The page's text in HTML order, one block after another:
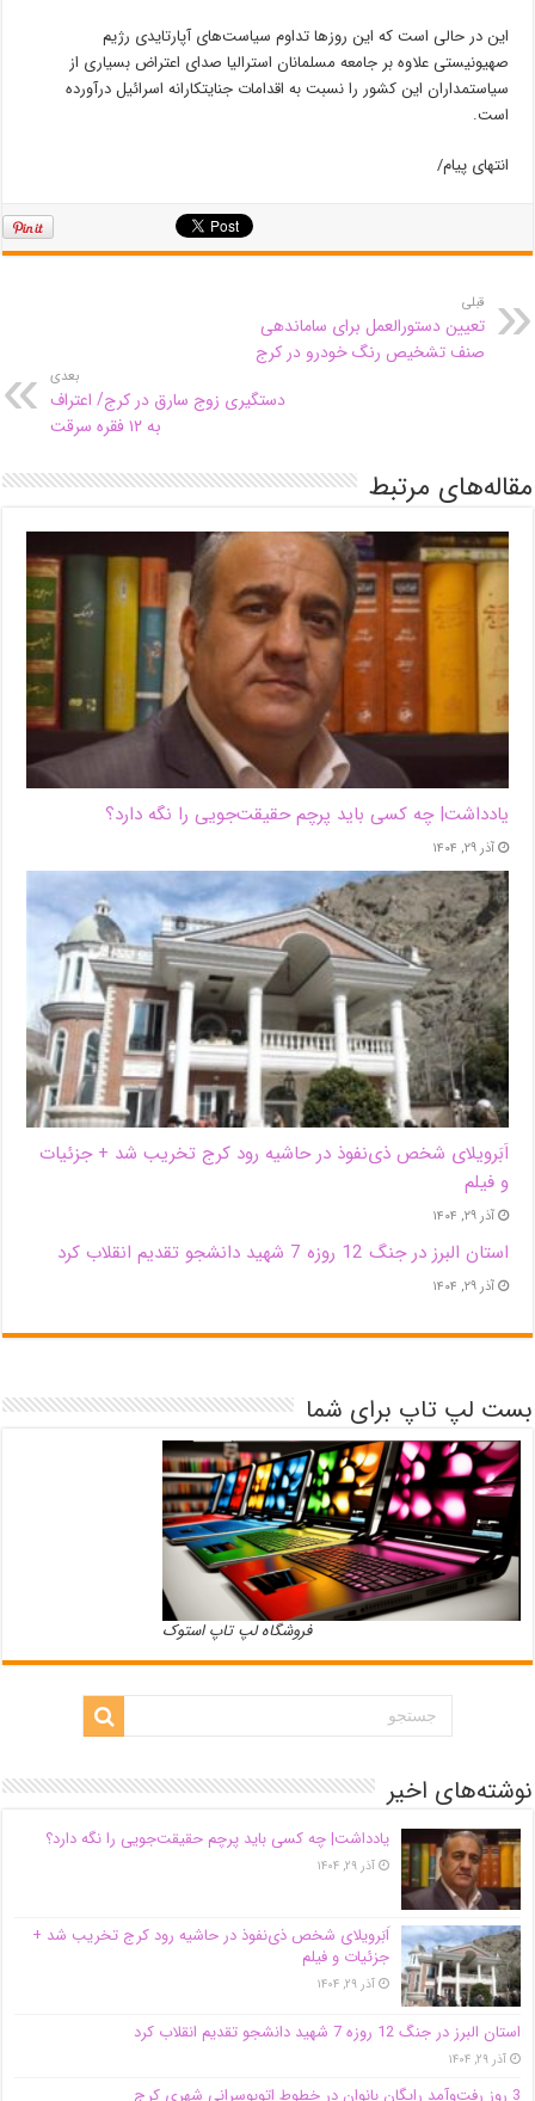
این در حالی است که این روزها تداوم سیاست‌های آپارتایدی رژیم
صهیونیستی علاوه بر جامعه مسلمانان استرالیا صدای اعتراض بسیاری از
سیاستمداران این کشور را نسبت به اقدامات جنایتکارانه اسرائیل درآورده
است.
انتهای پیام/
قبلی
تعیین دستورالعمل‌ برای ساماندهی
صنف تشخیص رنگ خودرو در کرج
بعدی
دستگیری زوج سارق در کرج/ اعتراف
به ۱۲ فقره سرقت
مقاله‌های مرتبط
یادداشت| ‌چه کسی باید پرچم حقیقت‌جویی را نگه دارد؟
آذر ۲۹, ۱۴۰۴
اَبَر‌ویلای شخص ذی‌نفوذ در حاشیه‌ رود کرج تخریب شد + جزئیات
و فیلم
آذر ۲۹, ۱۴۰۴
استان البرز در جنگ 12 روزه 7 شهید دانشجو تقدیم انقلاب کرد
آذر ۲۹, ۱۴۰۴
بست لپ تاپ برای شما
فروشگاه لپ تاپ استوک
نوشته‌های اخیر
یادداشت| ‌چه کسی باید پرچم حقیقت‌جویی را نگه دارد؟
آذر ۲۹, ۱۴۰۴
اَبَر‌ویلای شخص ذی‌نفوذ در حاشیه‌ رود کرج تخریب شد +
جزئیات و فیلم
آذر ۲۹, ۱۴۰۴
استان البرز در جنگ 12 روزه 7 شهید دانشجو تقدیم انقلاب کرد
آذر ۲۹, ۱۴۰۴
3 روز رفت‌وآمد رایگان بانوان در خطوط اتوبوسرانی شهری کرج